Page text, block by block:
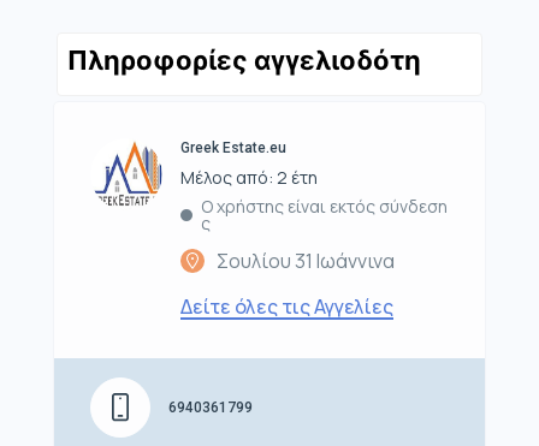
Πληροφορίες αγγελιοδότη
Greek Estate.eu
Μέλος από: 2 έτη
Ο χρήστης είναι εκτός σύνδεση
ς
Σουλίου 31 Ιωάννινα
Δείτε όλες τις Αγγελίες
6940361799